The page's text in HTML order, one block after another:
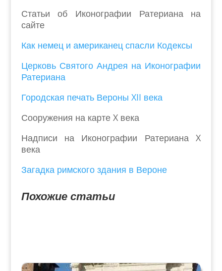
Статьи об Иконографии Ратериана на
сайте
Как немец и американец спасли Кодексы
Церковь Святого Андрея на Иконографии
Ратериана
Городская печать Вероны XII века
Сооружения на карте X века
Надписи на Иконографии Ратериана X
века
Загадка римского здания в Вероне
Похожие статьи